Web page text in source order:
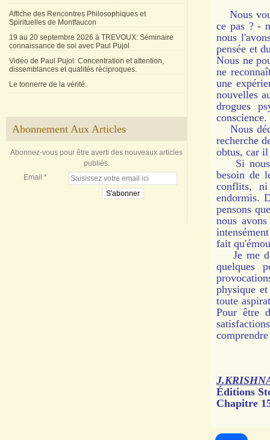
Affiche des Rencontres Philosophiques et
Spirituelles de Montfaucon
19 au 20 septembre 2026 à TREVOUX: Séminaire
connaissance de soi avec Paul Pujol
Vidéo de Paul Pujol: Concentration et attention,
dissemblances et qualités réciproques.
Le tonnerre de la vérité.
Abonnement Aux Articles
Abonnez-vous pour être averti des nouveaux articles
publiés.
Email
Nous
ce pas ? -
nous
pensée et
Nous ne
ne
une
nouvelles
drogues
conscience.
Nous
recherche
obtus, car
Si nous
besoin de
conflits, ni
endormis.
pensons
nous
fait
Je me
quelques
physique
toute
Pour être
Éditions
Chapitre